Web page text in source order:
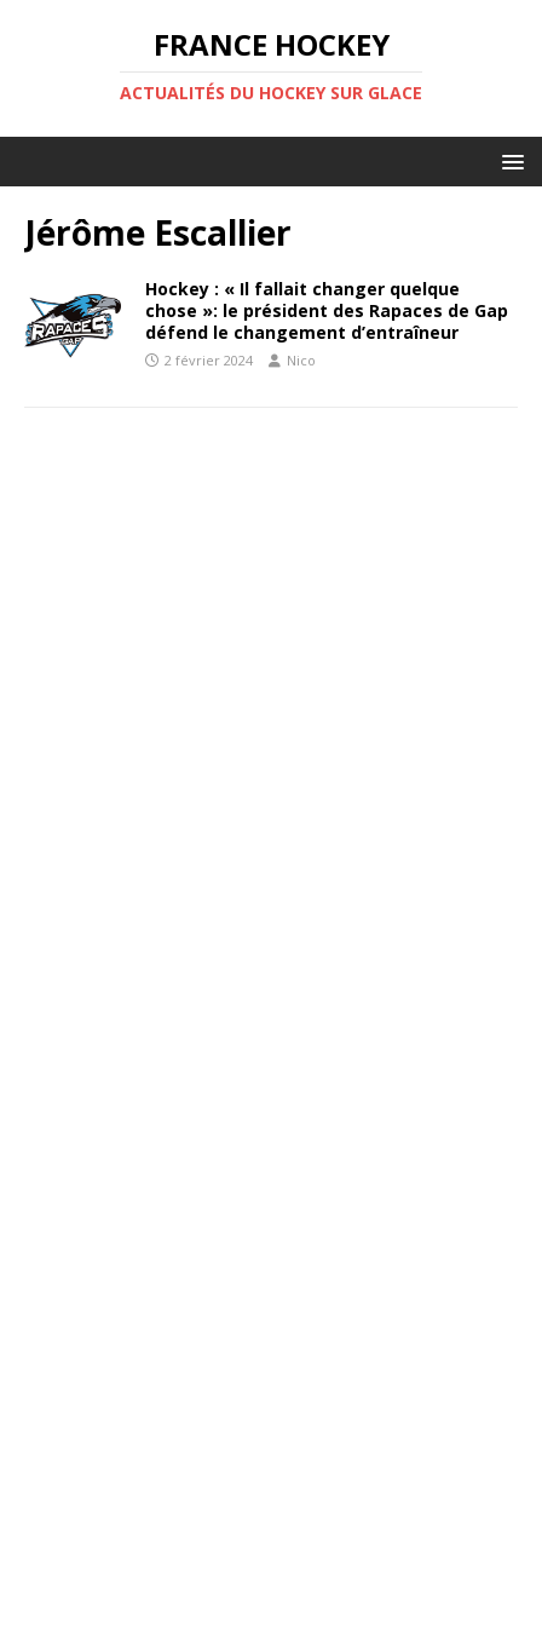
FRANCE HOCKEY
ACTUALITÉS DU HOCKEY SUR GLACE
Jérôme Escallier
Hockey : « Il fallait changer quelque
chose »: le président des Rapaces de Gap
défend le changement d’entraîneur
2 février 2024 Nico